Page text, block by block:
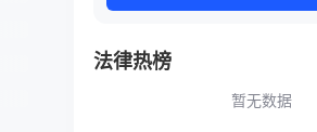
法律热榜
暂无数据